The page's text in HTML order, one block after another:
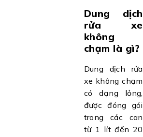
Dung dịch
rửa xe
không
chạm là gì?
Dung dịch rửa
xe không chạm
có dạng lỏng,
được đóng gói
trong các can
từ 1 lít đến 20